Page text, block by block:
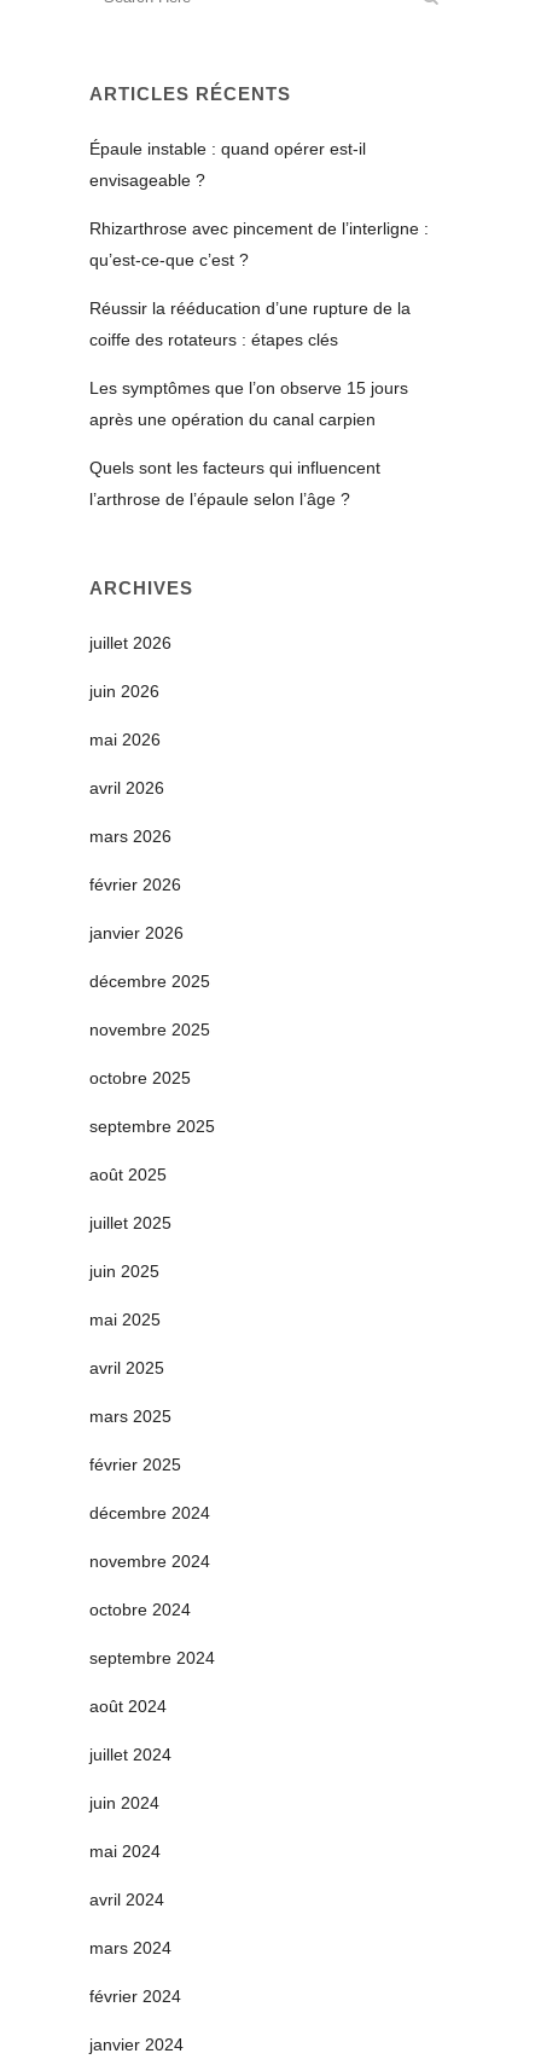
ARTICLES RÉCENTS
Épaule instable : quand opérer est-il
envisageable ?
Rhizarthrose avec pincement de l’interligne :
qu’est-ce-que c’est ?
Réussir la rééducation d’une rupture de la
coiffe des rotateurs : étapes clés
Les symptômes que l’on observe 15 jours
après une opération du canal carpien
Quels sont les facteurs qui influencent
l’arthrose de l’épaule selon l’âge ?
ARCHIVES
juillet 2026
juin 2026
mai 2026
avril 2026
mars 2026
février 2026
janvier 2026
décembre 2025
novembre 2025
octobre 2025
septembre 2025
août 2025
juillet 2025
juin 2025
mai 2025
avril 2025
mars 2025
février 2025
décembre 2024
novembre 2024
octobre 2024
septembre 2024
août 2024
juillet 2024
juin 2024
mai 2024
avril 2024
mars 2024
février 2024
janvier 2024